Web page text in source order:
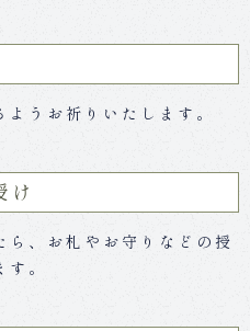
うお祈りいたします。
け
ら、お札やお守りなどの授
。